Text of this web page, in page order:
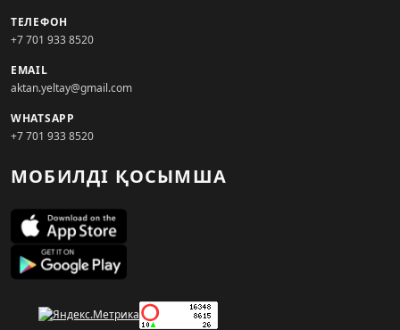
ТЕЛЕФОН
+7 701 933 8520
EMAIL
aktan.yeltay@gmail.com
WHATSAPP
+7 701 933 8520
МОБИЛДІ ҚОСЫМША